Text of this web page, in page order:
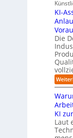
KI-
Die
KI
Laut